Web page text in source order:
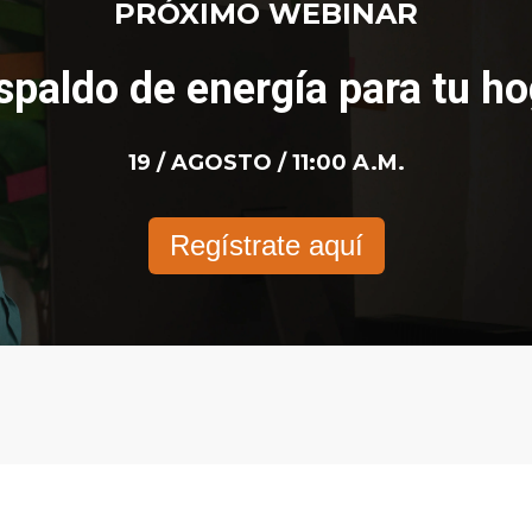
PRÓXIMO WEBINAR
de energía para tu
19 / AGOSTO / 11:00 A.M.
Regístrate aquí